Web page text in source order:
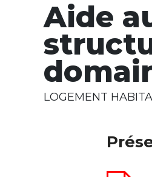
Aide
LOGEMENT